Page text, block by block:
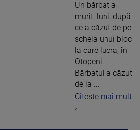
Un bărbat a
murit, luni, după
ce a căzut de pe
schela unui bloc
la care lucra, în
Otopeni.
Bărbatul a căzut
de la ...
Citeste mai mult
›